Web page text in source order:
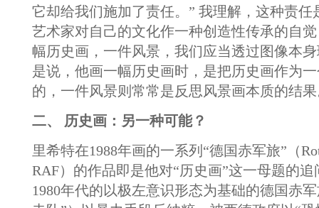
它却给我们施加了责任。” 我理解，这种责任
艺术家对自己的文化作一种创造性传承的自
幅历史画，一件风景，我们应当透过图像本
是说，他画一幅历史画时，是把历史画作为
的，一件风景则常常是反思风景画本质的结
二、 历史画：另一种可能？
里希特在1988年画的一系列“德国赤军旅”（
RAF）的作品即是他对“历史画”这一母题的追
1980年代的以极左意识形态为基础的德国赤